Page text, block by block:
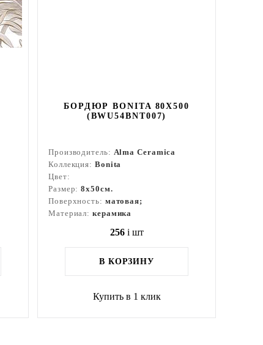
БОРДЮР BONITA 80X500
(BWU54BNT007)
Производитель: Alma Ceramica
Коллекция: Bonita
Цвет:
Размер:8x50см.
Поверхность: матовая;
Материал: керамика
256 i шт
В КОРЗИНУ
Купить в 1 клик